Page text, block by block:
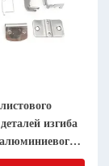
изгиба
изготовления